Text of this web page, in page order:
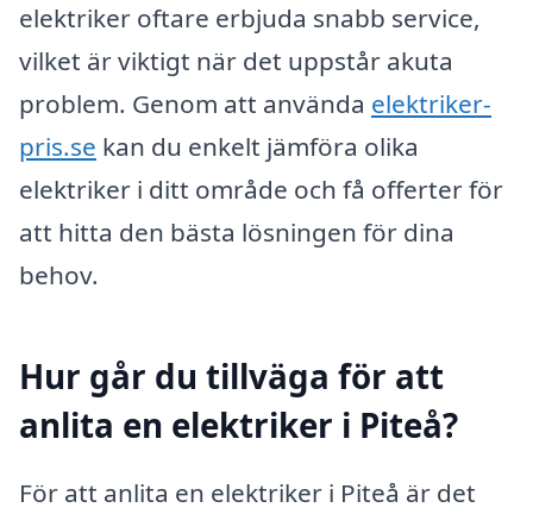
elektriker oftare erbjuda snabb service,
vilket är viktigt när det uppstår akuta
problem. Genom att använda elektriker-
pris.se kan du enkelt jämföra olika
elektriker i ditt område och få offerter för
att hitta den bästa lösningen för dina
behov.
Hur går du tillväga för att
anlita en elektriker i Piteå?
För att anlita en elektriker i Piteå är det